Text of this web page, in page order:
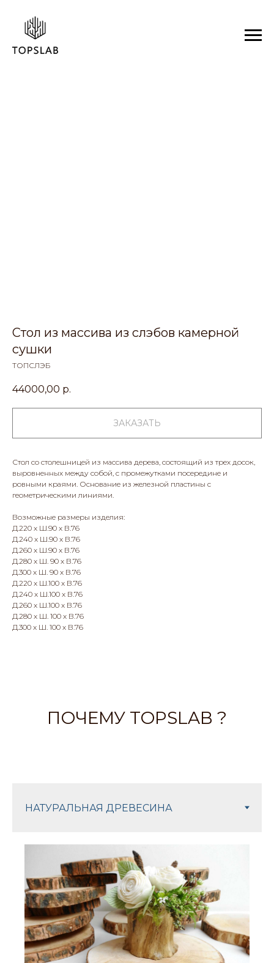
Стол из массива из слэбов камерной
сушки
ТОПСЛЭБ
44000,00 р.
ЗАКАЗАТЬ
Стол со столешницей из массива дерева, состоящий из трех досок,
выровненных между собой, с промежутками посередине и
ровными краями. Основание из железной пластины с
геометрическими линиями.
Возможные размеры изделия:
Д.220 x Ш.90 x В.76
Д.240 x Ш.90 x В.76
Д.260 x Ш.90 x В.76
Д.280 x Ш. 90 х В.76
Д.300 x Ш. 90 х В.76
Д.220 x Ш.100 x В.76
Д.240 x Ш.100 x В.76
Д.260 x Ш.100 x В.76
Д.280 x Ш. 100 х В.76
Д.300 x Ш. 100 х В.76
ПОЧЕМУ TOPSLAB ?